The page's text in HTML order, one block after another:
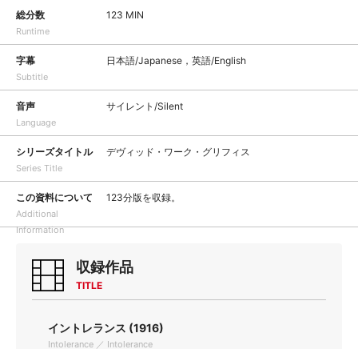
総分数
Runtime
123 MIN
字幕
Subtitle
日本語/Japanese，英語/English
音声
Language
サイレント/Silent
シリーズタイトル
Series Title
デヴィッド・ワーク・グリフィス
この資料について
Additional
Information
123分版を収録。
収録作品
TITLE
イントレランス (1916)
Intolerance ／ Intolerance